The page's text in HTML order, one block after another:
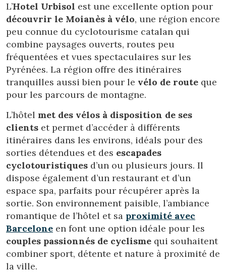
L’Hotel Urbisol est une excellente option pour
découvrir le Moianès à vélo, une région encore
peu connue du cyclotourisme catalan qui
combine paysages ouverts, routes peu
fréquentées et vues spectaculaires sur les
Pyrénées. La région offre des itinéraires
tranquilles aussi bien pour le vélo de route que
pour les parcours de montagne.
L’hôtel met des vélos à disposition de ses
clients et permet d’accéder à différents
itinéraires dans les environs, idéals pour des
sorties détendues et des escapades
cyclotouristiques d’un ou plusieurs jours. Il
dispose également d’un restaurant et d’un
espace spa, parfaits pour récupérer après la
sortie. Son environnement paisible, l’ambiance
romantique de l’hôtel et sa proximité avec
Barcelone en font une option idéale pour les
couples passionnés de cyclisme qui souhaitent
combiner sport, détente et nature à proximité de
la ville.